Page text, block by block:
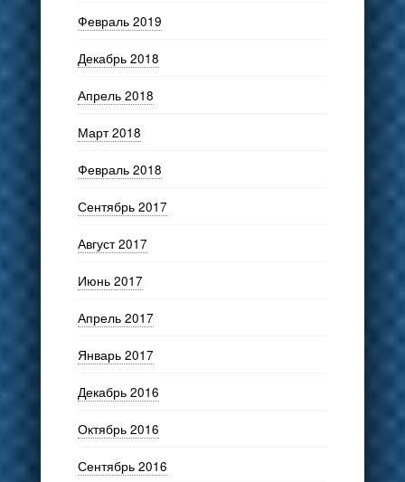
Февраль 2019
Декабрь 2018
Апрель 2018
Март 2018
Февраль 2018
Сентябрь 2017
Август 2017
Июнь 2017
Апрель 2017
Январь 2017
Декабрь 2016
Октябрь 2016
Сентябрь 2016